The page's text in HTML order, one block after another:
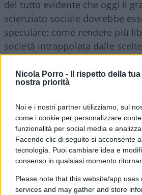
Nicola Porro -
Il rispetto della
nostra priorità
Noi e i nostri partner utilizziamo, sul
come i cookie per personalizzare
funzionalità per social media e
Facendo clic di seguito si acconsente
tecnologia. Puoi cambiare idea e
consenso in qualsiasi momento
Please note that this website/app
services and may gather and store
del tutto evidente che oggi il
scienziato sociale dovrebbe
speculare: come rendere più
società intrappolata dalle
meno prospero l’appa-rato
governa. Chi parlava semplice,
Un secondo motivo per il
diventata molto più complicata
in poi, essaè diventata
più economia dei singoli, ma